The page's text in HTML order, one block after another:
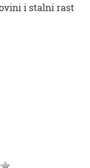
i stalni rast